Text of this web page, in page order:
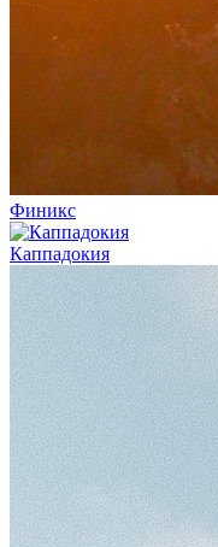
Финикс
Каппадокия